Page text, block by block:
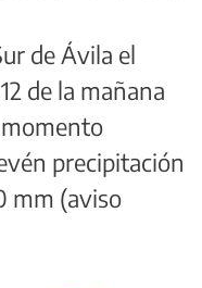
de Ávila el
de la mañana
precipitación
mm (aviso